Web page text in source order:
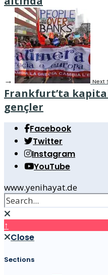
→ Next
Frankfurt’ta
gençler
Facebook
Twitter
Instagram
YouTube
www.yenihayat.de
↑
Close
Sections